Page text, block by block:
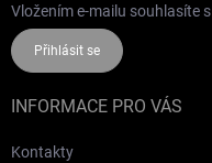
Vložením e-mailu souhlasíte s
Přihlásit se
INFORMACE PRO VÁS
Kontakty